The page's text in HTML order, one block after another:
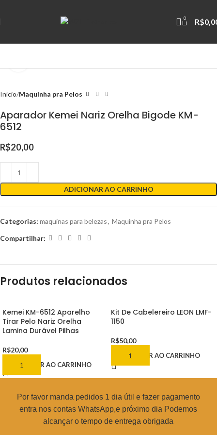
0 R$
Início Maquinha pra Pelos
Aparador Kemei Nariz Orelha Bigode KM-
6512
R$20,00
ADICIONAR AO CARRINHO
Categorias: maquinas para belezas, Maquinha pra Pelos
Compartilhar:
Produtos relacionados
Kemei KM-6512 Aparelho
Tirar Pelo Nariz Orelha
Lamina Durável Pilhas
R$20,00
ADICIONAR AO CARRINHO
Kit De Cabelereiro LEON LMF-
1150
R$50,00
ADICIONAR AO CARRINHO
Por favor manda pedidos 1 dia útil e fazer pagamento
entra nos contas WhatsApp,e próximo dia Podemos
alcançar o tempo de entrega obrigada